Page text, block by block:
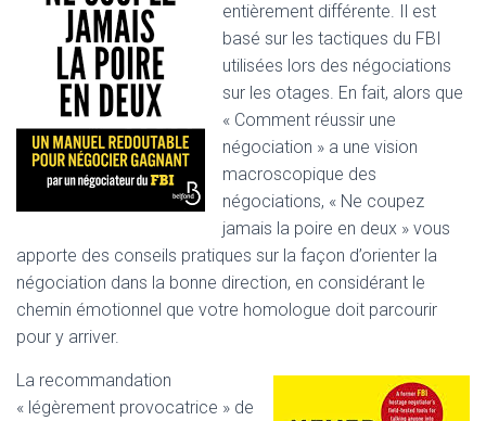
entièrement différente. Il est
basé sur les tactiques du FBI
utilisées lors des négociations
sur les otages. En fait, alors que
« Comment réussir une
négociation » a une vision
macroscopique des
négociations, « Ne coupez
jamais la poire en deux » vous
apporte des conseils pratiques sur la façon d’orienter la
négociation dans la bonne direction, en considérant le
chemin émotionnel que votre homologue doit parcourir
pour y arriver.
La recommandation
« légèrement provocatrice » de